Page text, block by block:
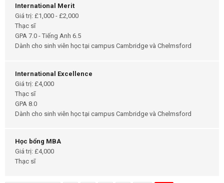
International Merit
Giá trị: £1,000 - £2,000
Thạc sĩ
GPA 7.0 - Tiếng Anh 6.5
Dành cho sinh viên học tại campus Cambridge và Chelmsford
International Excellence
Giá trị: £4,000
Thạc sĩ
GPA 8.0
Dành cho sinh viên học tại campus Cambridge và Chelmsford
Học bổng MBA
Giá trị: £4,000
Thạc sĩ